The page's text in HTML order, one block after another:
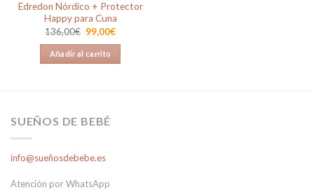
Edredon Nórdico + Protector
Happy para Cuna
136,00€ El
precio
original
era:
136,00€.
99,00€El
99,00€.
Añadir al carrito
SUEÑOS DE BEBÉ
info@sueñosdebebe.es
Atención por WhatsApp